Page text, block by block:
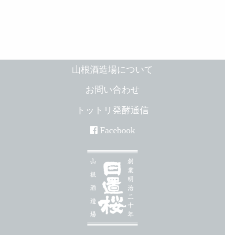
山根酒造場について
お問い合わせ
トットリ発酵通信
Facebook